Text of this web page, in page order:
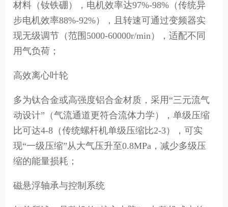
材料（钕铁硼），电机效率达97%-98%（传统异
步电机效率88%-92%），且转速可通过变频器实
现无级调节（范围5000-60000r/min），适配不同
用气负荷；
高效离心叶轮
多为钛合金或高强度铝合金材质，采用“三元流气
动设计”（气流通道更符合流体力学），单级压缩
比可达4-8（传统螺杆机单级压缩比2-3），可实
现“一级压缩”从大气压升至0.8MPa，减少多级压
缩的能量损耗；
磁悬浮轴承与控制系统